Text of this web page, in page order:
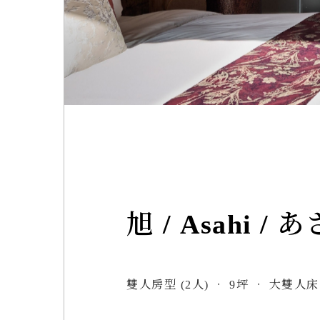
旭 / Asahi / あ
雙人房型 (2人) ‧ 9坪 ‧ 大雙⼈床